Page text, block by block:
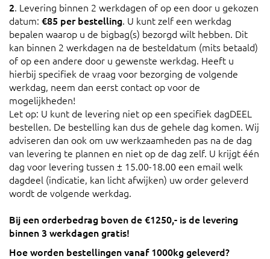
2. Levering binnen 2 werkdagen of op een door u gekozen
datum: €85 per bestelling. U kunt zelf een werkdag
bepalen waarop u de bigbag(s) bezorgd wilt hebben. Dit
kan binnen 2 werkdagen na de besteldatum (mits betaald)
of op een andere door u gewenste werkdag. Heeft u
hierbij specifiek de vraag voor bezorging de volgende
werkdag, neem dan eerst contact op voor de
mogelijkheden!
Let op: U kunt de levering niet op een specifiek dagDEEL
bestellen. De bestelling kan dus de gehele dag komen. Wij
adviseren dan ook om uw werkzaamheden pas na de dag
van levering te plannen en niet op de dag zelf. U krijgt één
dag voor levering tussen ± 15.00-18.00 een email welk
dagdeel (indicatie, kan licht afwijken) uw order geleverd
wordt de volgende werkdag.
Bij een orderbedrag boven de €1250,- is de levering
binnen 3 werkdagen gratis!
Hoe worden bestellingen vanaf 1000kg geleverd?